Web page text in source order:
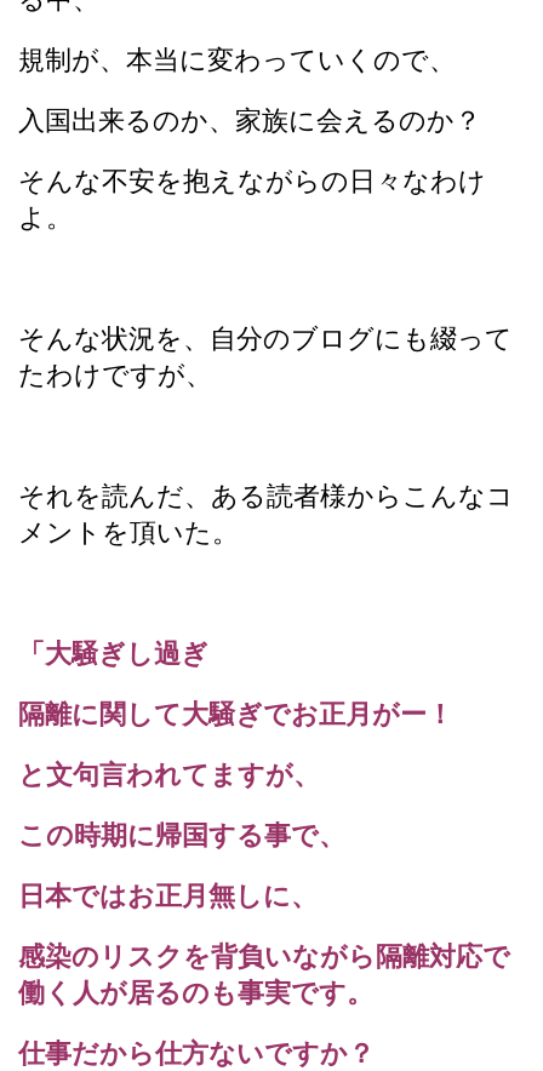
規制が、本当に変わっていくので、
入国出来るのか、家族に会えるのか？
そんな不安を抱えながらの日々なわけ
よ。
そんな状況を、自分のブログにも綴って
たわけですが、
それを読んだ、ある読者様からこんなコ
メントを頂いた。
「大騒ぎし過ぎ
隔離に関して大騒ぎでお正月がー！
と文句言われてますが、
この時期に帰国する事で、
日本ではお正月無しに、
感染のリスクを背負いながら隔離対応で
働く人が居るのも事実です。
仕事だから仕方ないですか？